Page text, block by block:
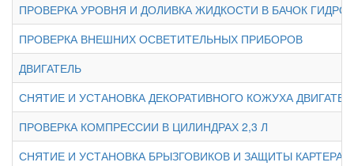
ПРОВЕРКА УРОВНЯ И ДОЛИВКА ЖИДКОСТИ В БАЧОК
ПРОВЕРКА ВНЕШНИХ ОСВЕТИТЕЛЬНЫХ ПРИБОРОВ
ДВИГАТЕЛЬ
СНЯТИЕ И УСТАНОВКА ДЕКОРАТИВНОГО КОЖУХА
ПРОВЕРКА КОМПРЕССИИ В ЦИЛИНДРАХ 2,3 Л
СНЯТИЕ И УСТАНОВКА БРЫЗГОВИКОВ И ЗАЩИТЫ КАРТЕРА